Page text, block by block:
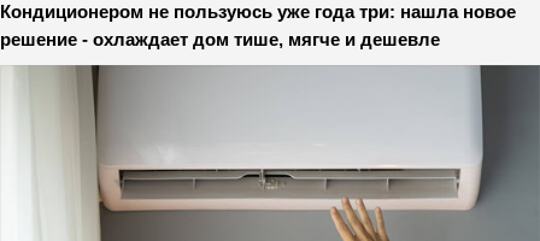
Кондиционером не пользуюсь уже года три: нашла новое
решение - охлаждает дом тише, мягче и дешевле